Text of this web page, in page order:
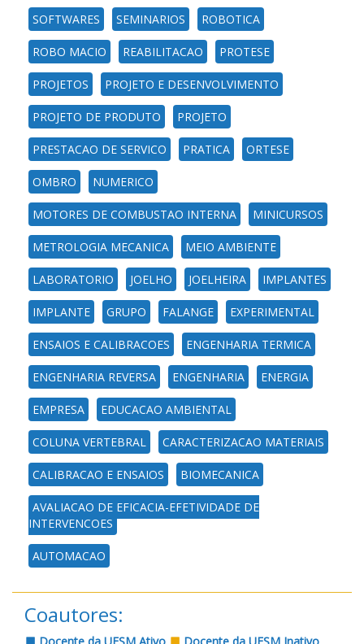
SOFTWARES SEMINARIOS ROBOTICA
ROBO MACIO REABILITACAO PROTESE
PROJETOS PROJETO E DESENVOLVIMENTO
PROJETO DE PRODUTO PROJETO
PRESTACAO DE SERVICO PRATICA ORTESE
OMBRO NUMERICO
MOTORES DE COMBUSTAO INTERNA MINICURSOS
METROLOGIA MECANICA MEIO AMBIENTE
LABORATORIO JOELHO JOELHEIRA IMPLANTES
IMPLANTE GRUPO FALANGE EXPERIMENTAL
ENSAIOS E CALIBRACOES ENGENHARIA TERMICA
ENGENHARIA REVERSA ENGENHARIA ENERGIA
EMPRESA EDUCACAO AMBIENTAL
COLUNA VERTEBRAL CARACTERIZACAO MATERIAIS
CALIBRACAO E ENSAIOS BIOMECANICA
AVALIACAO DE EFICACIA-EFETIVIDADE DE
INTERVENCOES
AUTOMACAO
Coautores: